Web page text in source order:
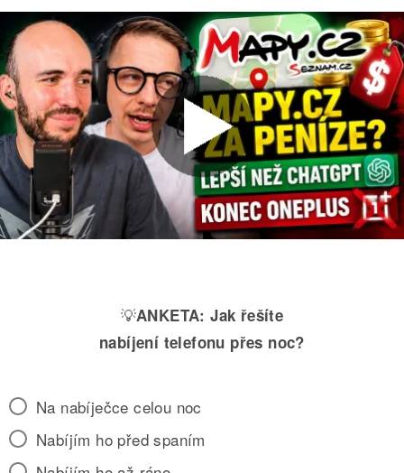
💡ANKETA: Jak řešíte
nabíjení telefonu přes noc?
Na nabíječce celou noc
Nabíjím ho před spaním